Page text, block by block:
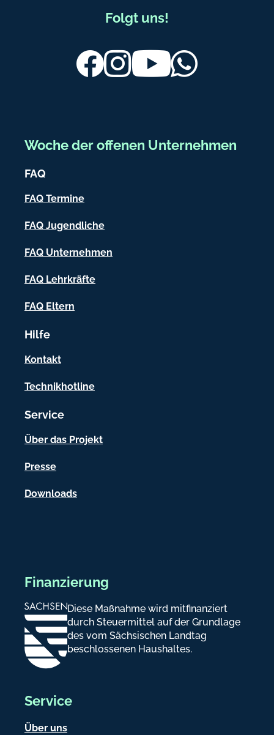
Folgt uns!
FacebookInstagramYoutube
Woche der offenen Unternehmen
FAQ
FAQ Termine
FAQ Jugendliche
FAQ Unternehmen
FAQ Lehrkräfte
FAQ Eltern
Hilfe
Kontakt
Technikhotline
Service
Über das Projekt
Presse
Downloads
Finanzierung
Diese Maßnahme wird mitfinanziert
durch Steuermittel auf der Grundlage
des vom Sächsischen Landtag
beschlossenen Haushaltes.
Service
Über uns